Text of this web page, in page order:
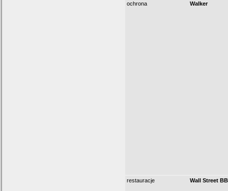
ochrona Walker
restauracje Wall Street